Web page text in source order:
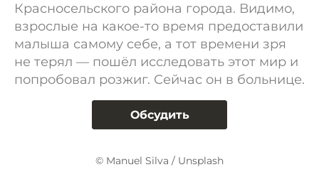
Красносельского района города. Видимо,
взрослые на какое-то время предоставили
малыша самому себе, а тот времени зря
не терял — пошёл исследовать этот мир и
попробовал розжиг. Сейчас он в больнице.
Обсудить
© Manuel Silva / Unsplash